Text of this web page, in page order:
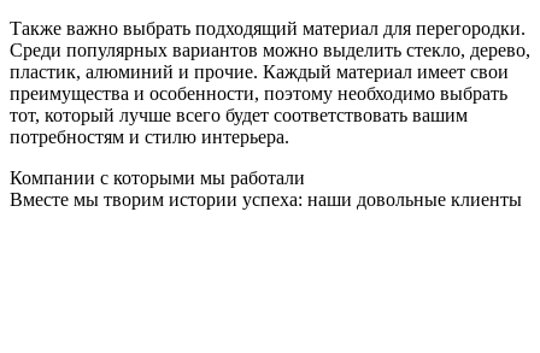
Также важно выбрать подходящий материал для перегородки.
Среди популярных вариантов можно выделить стекло, дерево,
пластик, алюминий и прочие. Каждый материал имеет свои
преимущества и особенности, поэтому необходимо выбрать
тот, который лучше всего будет соответствовать вашим
потребностям и стилю интерьера.
Компании с которыми мы работали
Вместе мы творим истории успеха: наши довольные клиенты